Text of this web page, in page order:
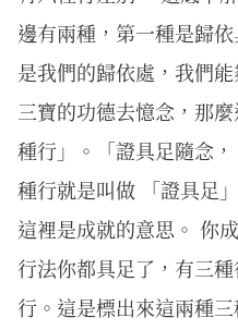
邊有兩種，第一種是歸
是我們的歸依處，我們
三寶的功德去憶念，那
種行」。「證具足隨念
種行就是叫做 「證具足
這裡是成就的意思。 你
行法你都具足了，有三
行。這是標出來這兩種